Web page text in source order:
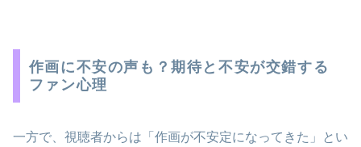
作画に不安の声も？期待と不安が交錯する
ファン心理
一方で、視聴者からは「作画が不安定になってきた」とい